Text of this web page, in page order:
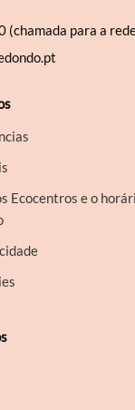
(chamada para a
Ecocentros e o